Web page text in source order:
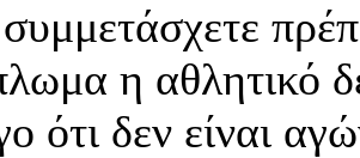
η αθλητικό
ότι δεν είναι